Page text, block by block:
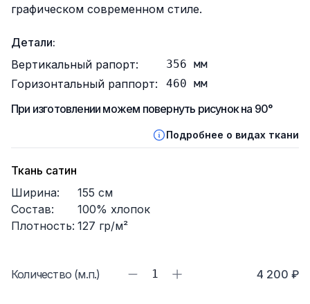
графическом современном стиле.
Детали:
Вертикальный рапорт:
356 мм
Горизонтальный раппорт: 460 мм
При изготовлении можем повернуть рисунок на 90°
Подробнее о видах ткани
Ткань сатин
Ширина:
155 см
Состав:
100% хлопок
Плотность: 127 гр/м²
Количество (м.п.) 1 4 200 ₽